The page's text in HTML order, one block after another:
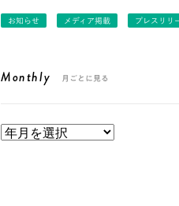
お知らせ メディア掲載 プレスリリ
Monthly 月ごとに見る